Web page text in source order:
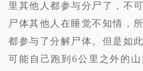
里其他人都参与分尸了，不
尸体其他人在睡觉不知情，
都参与了分解尸体。但是如
可能自己跑到6公里之外的